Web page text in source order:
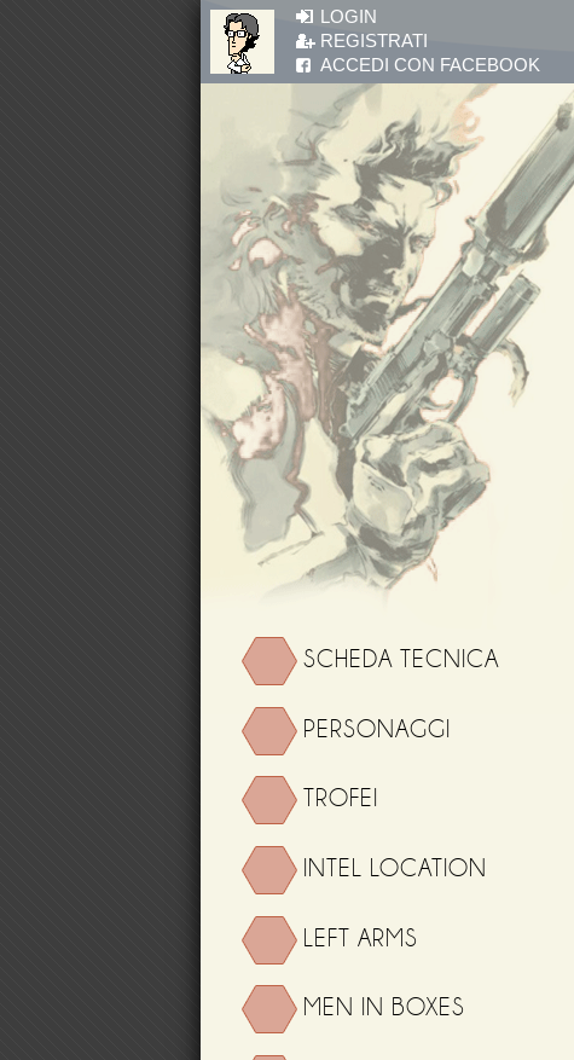
Salta al contenuto principale
LOGIN
REGISTRATI
ACCEDI CON FACEBOOK
SCHEDA TECNICA
PERSONAGGI
TROFEI
INTEL LOCATION
LEFT ARMS
MEN IN BOXES